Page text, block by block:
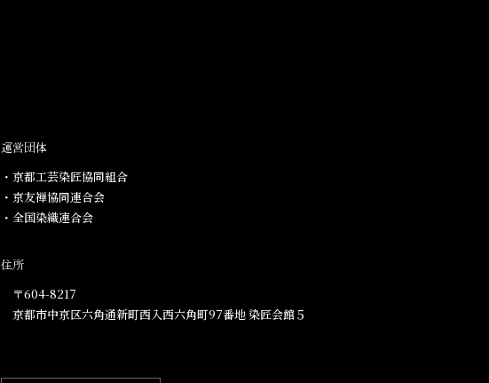
運営団体
・京都工芸染匠協同組合​
・京友禅協同連合会
・全国染織連合会
住所
〒604-8217
京都市中京区六角通新町西入西六角町97番地​ 染匠会館５